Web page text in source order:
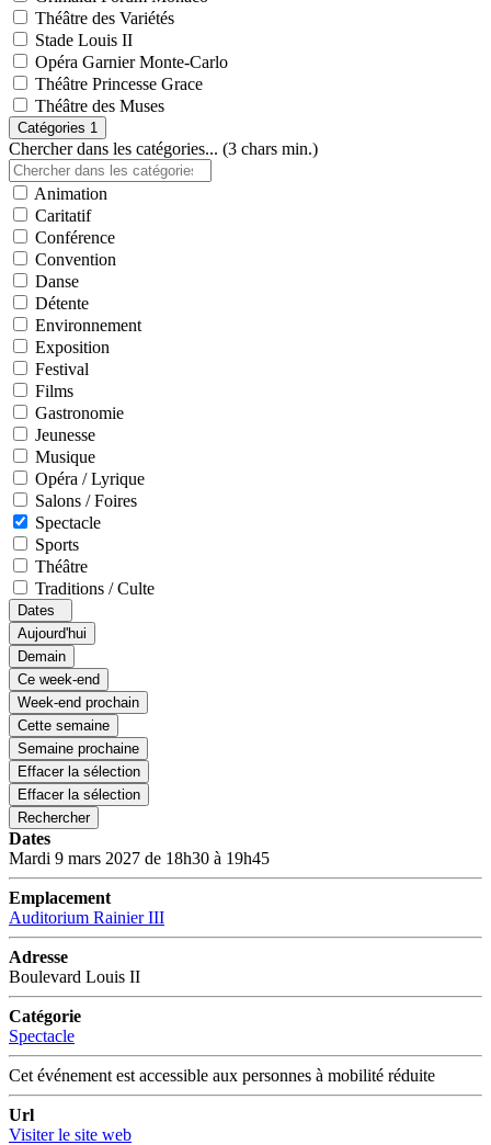
Théâtre des Variétés
Stade Louis II
Opéra Garnier Monte-Carlo
Théâtre Princesse Grace
Théâtre des Muses
Catégories 1
Chercher dans les catégories... (3 chars min.)
Animation
Caritatif
Conférence
Convention
Danse
Détente
Environnement
Exposition
Festival
Films
Gastronomie
Jeunesse
Musique
Opéra / Lyrique
Salons / Foires
Spectacle
Sports
Théâtre
Traditions / Culte
Dates
Aujourd'hui
Demain
Ce week-end
Week-end prochain
Cette semaine
Semaine prochaine
Effacer la sélection
Effacer la sélection
Rechercher
Dates
Mardi 9 mars 2027 de 18h30 à 19h45
Emplacement
Auditorium Rainier III
Adresse
Boulevard Louis II
Catégorie
Spectacle
Cet événement est accessible aux personnes à mobilité réduite
Url
Visiter le site web